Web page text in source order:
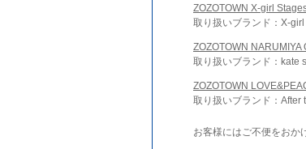
ZOZOTOWN X-girl
取り扱いブランド：X-
ZOZOTOWN NARUMIYA
取り扱いブランド：kate
ZOZOTOWN
取り扱いブランド：
お客様にはご不便をおか